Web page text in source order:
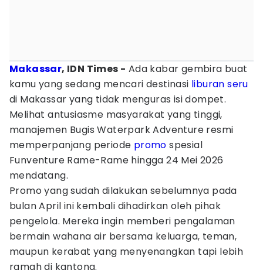
Makassar, IDN Times - Ada kabar gembira buat
kamu yang sedang mencari destinasi liburan seru
di Makassar yang tidak menguras isi dompet.
Melihat antusiasme masyarakat yang tinggi,
manajemen Bugis Waterpark Adventure resmi
memperpanjang periode promo spesial
Funventure Rame-Rame hingga 24 Mei 2026
mendatang.
Promo yang sudah dilakukan sebelumnya pada
bulan April ini kembali dihadirkan oleh pihak
pengelola. Mereka ingin memberi pengalaman
bermain wahana air bersama keluarga, teman,
maupun kerabat yang menyenangkan tapi lebih
ramah di kantong.